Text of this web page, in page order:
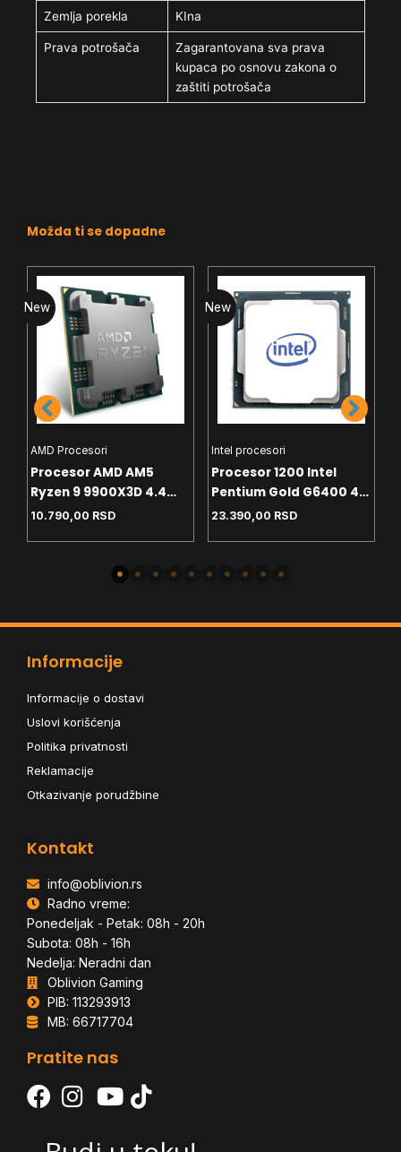
Zemlja porekla KIna
Prava potrošača
Zagarantovana sva prava
kupaca po osnovu zakona o
zaštiti potrošača
Možda ti se dopadne
New
AMD Procesori
Procesor AMD AM5
Ryzen 9 9900X3D 4.4
GHz Tray
10.790,00 RSD
New
Intel procesori
Procesor 1200 Intel
Pentium Gold G6400 4.0
GHz Tray
23.390,00 RSD
Informacije
Informacije o dostavi
Uslovi korišćenja
Politika privatnosti
Reklamacije
Otkazivanje porudžbine
Kontakt
info@oblivion.rs
Radno vreme:
Ponedeljak - Petak: 08h - 20h
Subota: 08h - 16h
Nedelja: Neradni dan
Oblivion Gaming
PIB: 113293913
MB: 66717704
Pratite nas